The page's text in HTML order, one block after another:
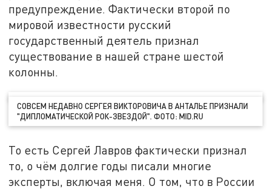
предупреждение. Фактически второй по
мировой известности русский
государственный деятель признал
существование в нашей стране шестой
колонны.
СОВСЕМ НЕДАВНО СЕРГЕЯ ВИКТОРОВИЧА В АНТАЛЬЕ ПРИЗНАЛИ
"ДИПЛОМАТИЧЕСКОЙ РОК-ЗВЕЗДОЙ". ФОТО: MID.RU
То есть Сергей Лавров фактически признал
то, о чём долгие годы писали многие
эксперты, включая меня. О том, что в России